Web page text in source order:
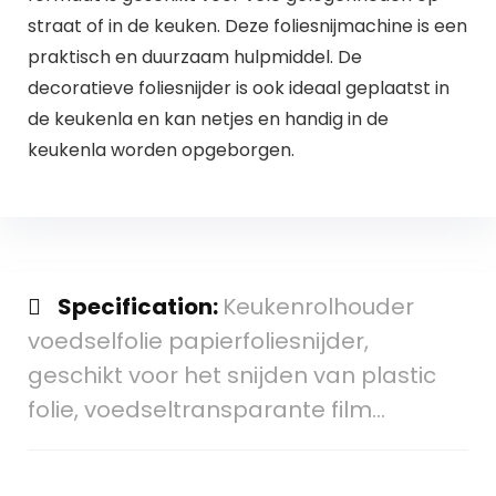
straat of in de keuken. Deze foliesnijmachine is een
praktisch en duurzaam hulpmiddel. De
decoratieve foliesnijder is ook ideaal geplaatst in
de keukenla en kan netjes en handig in de
keukenla worden opgeborgen.
Specification: Keukenrolhouder
voedselfolie papierfoliesnijder,
geschikt voor het snijden van plastic
folie, voedseltransparante film…